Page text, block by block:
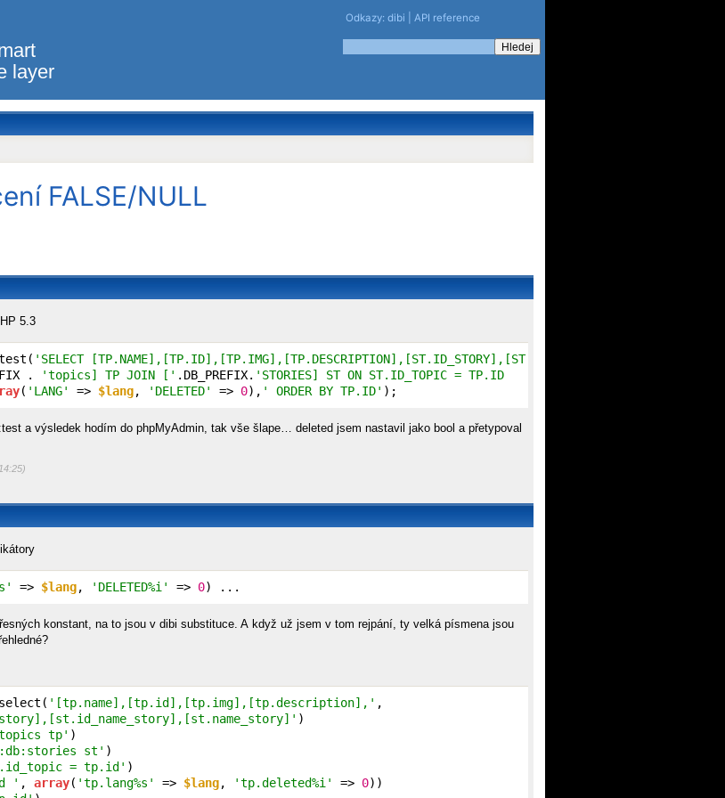
layer
Odkazy: dibi API reference
FALSE/NULL
5.3
'SELECT
. 'topics] TP JOIN [' .DB_PREFIX. 'STORIES] ST ON ST.ID_TOPIC = TP.ID
( 'LANG' => $lang, 'DELETED' => 0), ' ORDER BY TP.ID' );
a výsledek hodím do phpMyAdmin, tak vše šlape… deleted jsem nastavil jako bool a přetypoval
=> $lang, 'DELETED%i' => 0) ...
konstant, na to jsou v dibi substituce. A když už jsem v tom rejpání, ty velká písmena jsou
'[tp.name],[tp.id],[tp.img],[tp.description],' ,
)
tp' )
st' )
= tp.id' )
' , array( 'tp.lang%s' => $lang, 'tp.deleted%i' => 0))